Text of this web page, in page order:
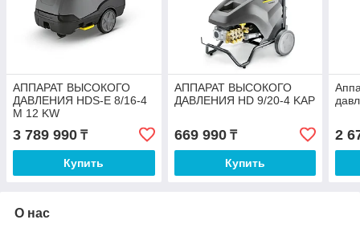
АППАРАТ ВЫСОКОГО
ДАВЛЕНИЯ HDS-E 8/16-4
M 12 KW
3 789 990 ₸
Купить
АППАРАТ ВЫСОКОГО
ДАВЛЕНИЯ HD 9/20-4 KAP
669 990₸
Купить
2
О нас